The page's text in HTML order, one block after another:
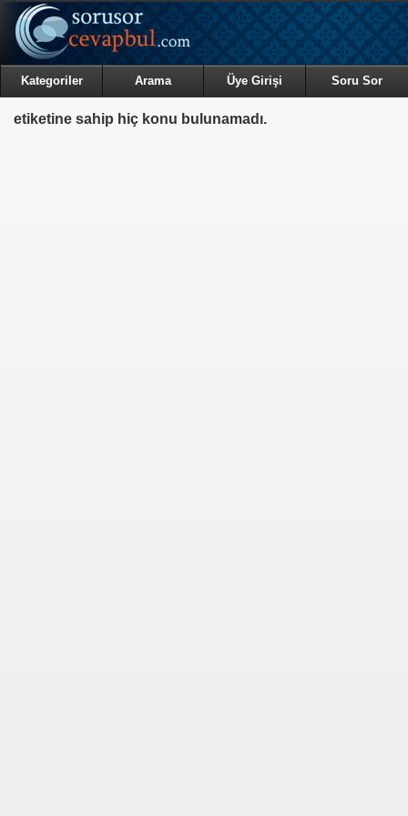
Kategoriler Arama Üye Girişi Soru Sor
etiketine sahip hiç konu bulunamadı.